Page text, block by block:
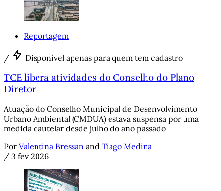
Reportagem
/ Disponível apenas para quem tem cadastro
TCE libera atividades do Conselho do Plano
Diretor
Atuação do Conselho Municipal de Desenvolvimento
Urbano Ambiental (CMDUA) estava suspensa por uma
medida cautelar desde julho do ano passado
Por Valentina Bressan and Tiago Medina
/ 3 fev 2026